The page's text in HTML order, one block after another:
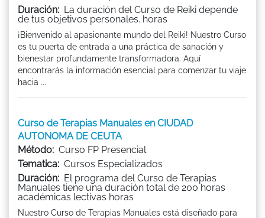
Duración: La duración del Curso de Reiki depende
de tus objetivos personales. horas
¡Bienvenido al apasionante mundo del Reiki! Nuestro Curso
es tu puerta de entrada a una práctica de sanación y
bienestar profundamente transformadora. Aquí
encontrarás la información esencial para comenzar tu viaje
hacia ...
Curso de Terapias Manuales en CIUDAD
AUTONOMA DE CEUTA
Método: Curso FP Presencial
Tematica: Cursos Especializados
Duración: El programa del Curso de Terapias
Manuales tiene una duración total de 200 horas
académicas lectivas horas
Nuestro Curso de Terapias Manuales está diseñado para